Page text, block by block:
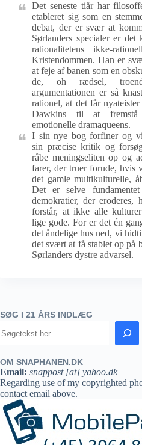
Det seneste tiår har
etableret sig som en
debat, der er svær at
Sørlanders specialer er
rationalitetens ikke-
Kristendommen. Han er
at feje af banen som en
de, oh rædsel,
argumentationen er så
rationel, at det får
Dawkins til at
emotionelle dramaqueens.
I sin nye bog forfiner og
sin præcise kritik og
råbe meningseliten op og
farer, der truer forude, hvis
det gamle multikulturelle,
Det er selve
demokratier, der
forstår, at ikke alle
lige gode. For er det én
det åndelige hus ned, vi
det svært at få stablet op på
Sørlanders dystre advarsel.
SØG I 21 ÅRS INDLÆG
OM SNAPHANEN.DK
Email: snappost [at] yahoo.dk
Regarding use of my copyrighted
contact email above.